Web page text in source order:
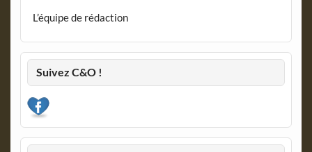
L’équipe de rédaction
Suivez C&O !